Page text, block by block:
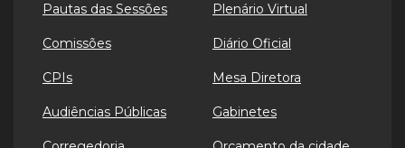
Pautas das Sessões
Comissões
CPIs
Audiências Públicas
Plenário Virtual
Diário Oficial
Mesa Diretora
Gabinetes